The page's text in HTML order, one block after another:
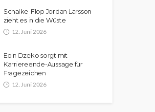
Schalke-Flop Jordan Larsson
zieht es in die Wüste
12. Juni 2026
Edin Dzeko sorgt mit
Karriereende-Aussage für
Fragezeichen
12. Juni 2026